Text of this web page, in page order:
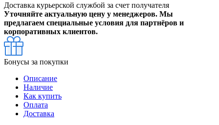
Доставка курьерской службой за счет получателя
Уточняйте актуальную цену у менеджеров. Мы
предлагаем специальные условия для партнёров и
корпоративных клиентов.
Бонусы за покупки
Описание
Наличие
Как купить
Оплата
Доставка